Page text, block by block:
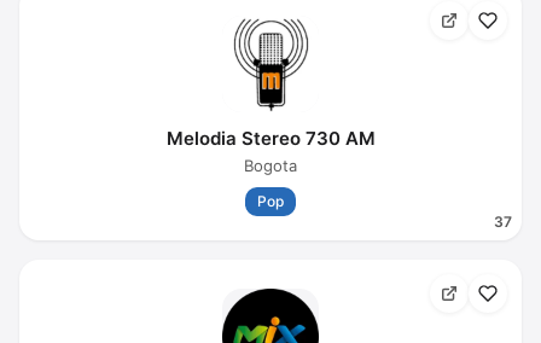
37
Melodia Stereo 730 AM
Bogota
Pop